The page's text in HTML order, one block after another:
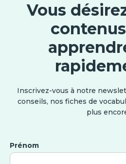
Vous
Inscrivez-vous à notre
conseils, nos fiches de
plus
Prénom